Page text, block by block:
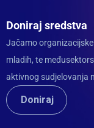
Doniraj sredstva
Jačamo
mladih, te
aktivnog sudjelovanja
Doniraj